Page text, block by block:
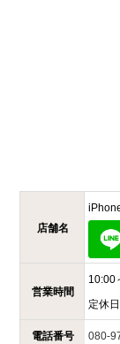
店舗名
営業時間
10:00
定休日
電話番号 080-